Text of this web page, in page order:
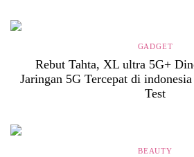
GADGET
Rebut Tahta, XL ultra 5G+
Jaringan 5G Tercepat di
Test
BEAUTY